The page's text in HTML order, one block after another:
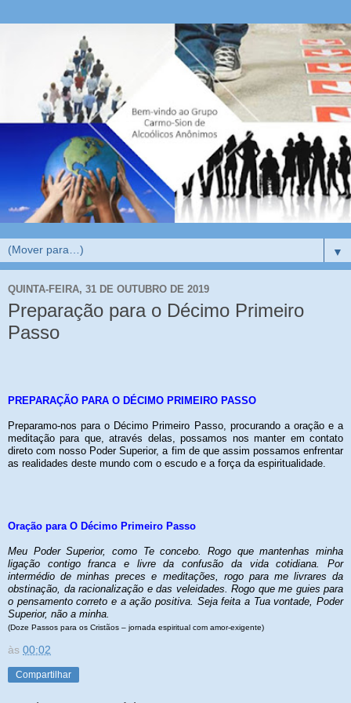
▼
QUINTA-FEIRA, 31 DE OUTUBRO DE 2019
Preparação para o Décimo Primeiro
Passo
PREPARAÇÃO PARA O DÉCIMO PRIMEIRO PASSO
Preparamo-nos para o Décimo Primeiro Passo, procurando a oração e a
meditação para que, através delas, possamos nos manter em contato
direto com nosso Poder Superior, a fim de que assim possamos enfrentar
as realidades deste mundo com o escudo e a força da espiritualidade.
Oração para O Décimo Primeiro Passo
Meu Poder Superior, como Te concebo. Rogo que mantenhas minha
ligação contigo franca e livre da confusão da vida cotidiana. Por
intermédio de minhas preces e meditações, rogo para me livrares da
obstinação, da racionalização e das veleidades. Rogo que me guies para
o pensamento correto e a ação positiva. Seja feita a Tua vontade, Poder
Superior, não a minha.
(Doze Passos para os Cristãos – jornada espiritual com amor-exigente)
às 00:02
Compartilhar